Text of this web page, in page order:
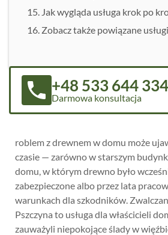
roblem z drewnem w domu może
czasie — zarówno w starszym
domu, w którym drewno było
zabezpieczone albo przez lata
warunkach dla szkodników.
Pszczyna to usługa dla właścicieli
zauważyli niepokojące ślady w
Jak wygląda usługa krok po
Zobacz także powiązane usługi
+48 533 644 334
Darmowa konsultacja